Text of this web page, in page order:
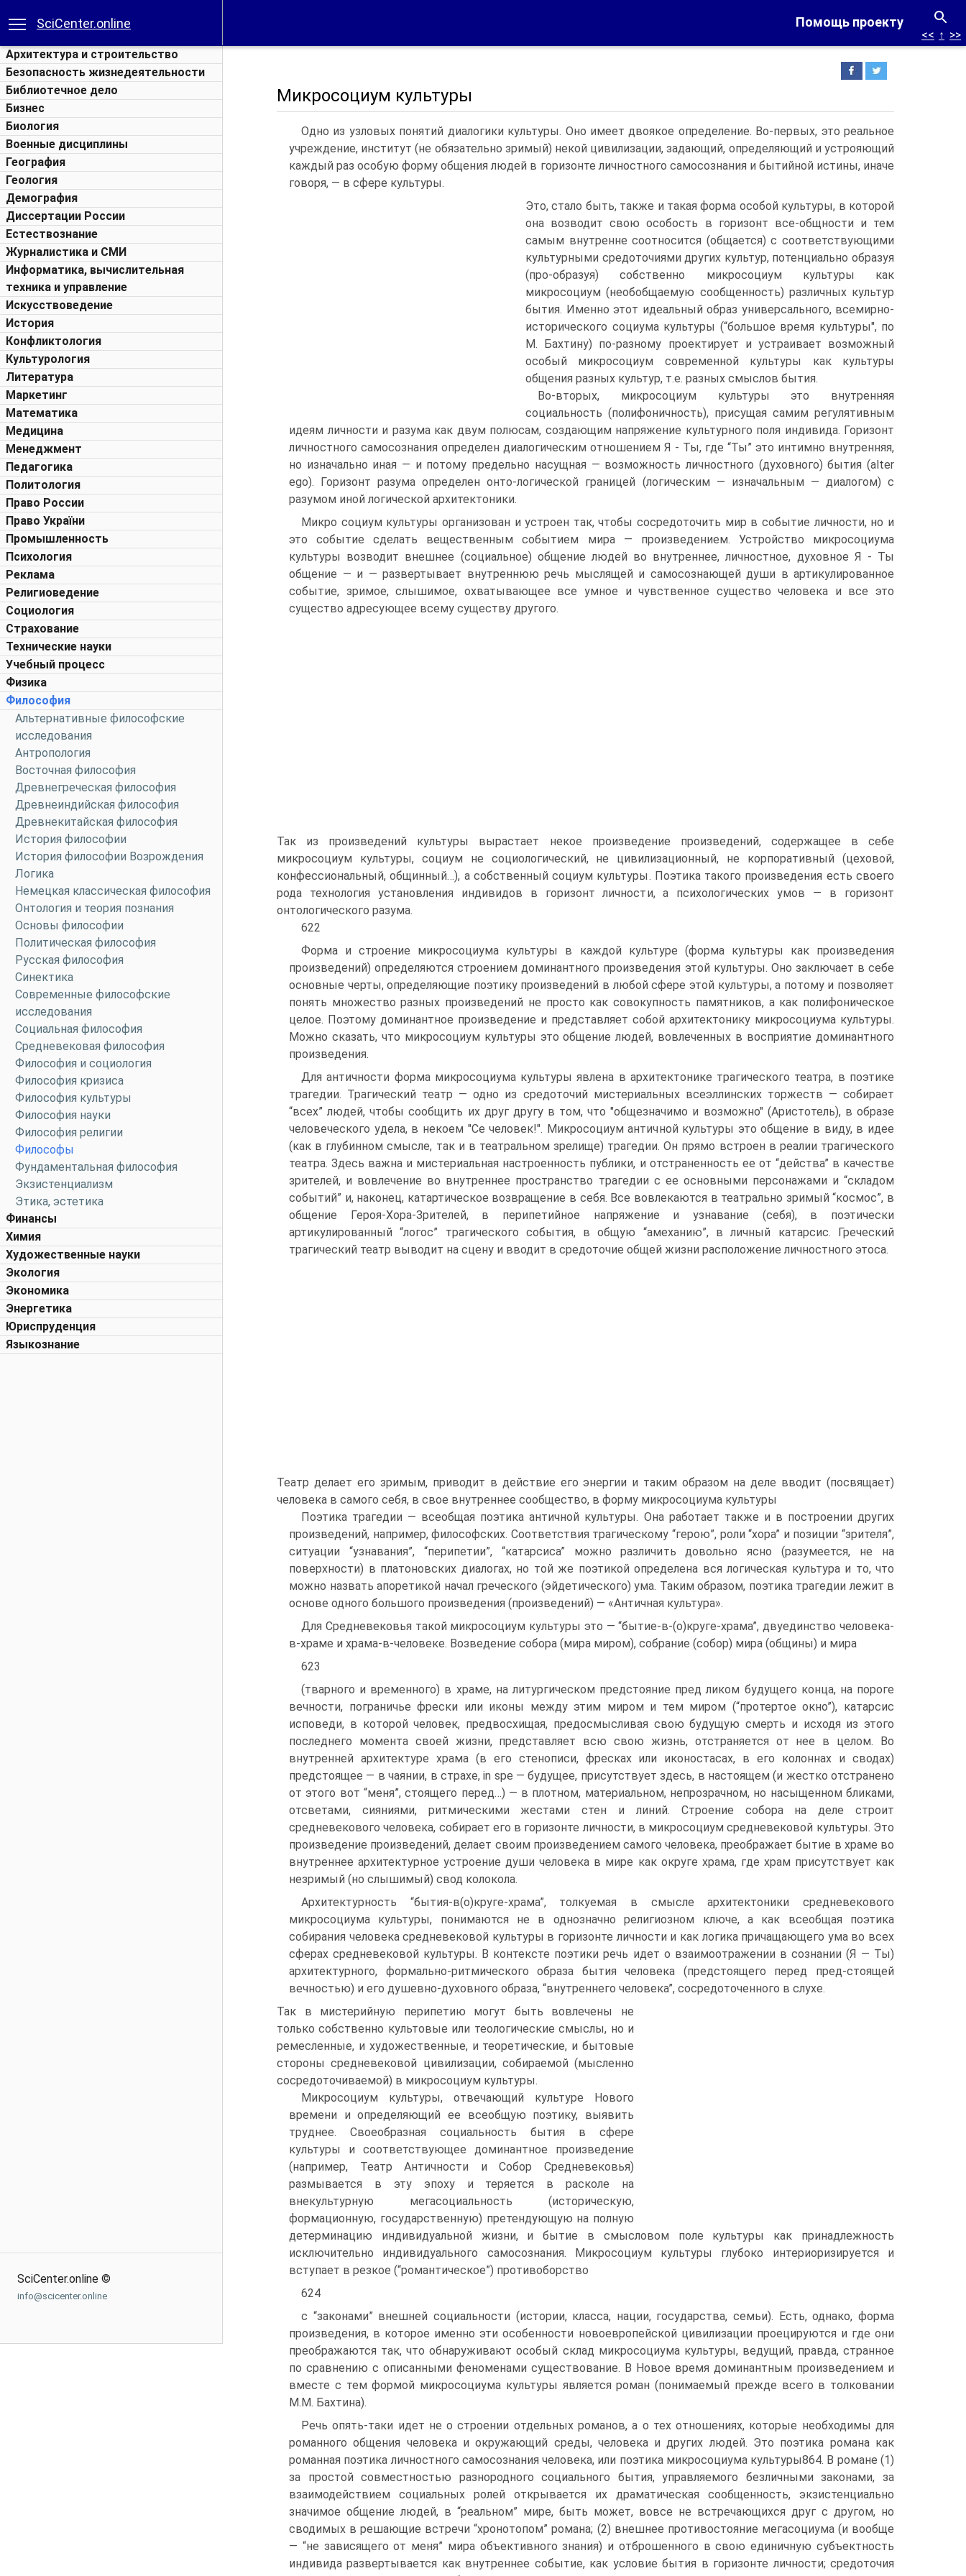
Помощь проекту
SciCenter.online
Архитектура и строительство
Безопасность жизнедеятельности
Библиотечное дело
Бизнес
Биология
Военные дисциплины
География
Геология
Демография
Диссертации России
Естествознание
Журналистика и СМИ
Информатика, вычислительная
техника и управление
Искусствоведение
История
Конфликтология
Культурология
Литература
Маркетинг
Математика
Медицина
Менеджмент
Педагогика
Политология
Право России
Право України
Промышленность
Психология
Реклама
Религиоведение
Социология
Страхование
Технические науки
Учебный процесс
Физика
Философия
Альтернативные философские
исследования
Антропология
Восточная философия
Древнегреческая философия
Древнеиндийская философия
Древнекитайская философия
История философии
История философии Возрождения
Логика
Немецкая классическая философия
Онтология и теория познания
Основы философии
Политическая философия
Русская философия
Синектика
Современные философские
исследования
Социальная философия
Средневековая философия
Философия и социология
Философия кризиса
Философия культуры
Философия науки
Философия религии
Философы
Фундаментальная философия
Экзистенциализм
Этика, эстетика
Финансы
Химия
Художественные науки
Экология
Экономика
Энергетика
Юриспруденция
Языкознание
SciCenter.online ©
info@scicenter.online
<< ↑ >>
Микросоциум культуры
Одно из узловых понятий диалогики культуры. Оно имеет двоякое определение. Во-первых, это реальное
учреждение, институт (не обязательно зримый) некой цивилизации, задающий, определяющий и устрояющий
каждый раз особую форму общения людей в горизонте личностного самосознания и бытийной истины, иначе
говоря, — в сфере культуры.
Это, стало быть, также и такая форма особой культуры, в которой
она возводит свою особость в горизонт все-общности и тем
самым внутренне соотносится (общается) с соответствующими
культурными средоточиями других культур, потенциально образуя
(про-образуя) собственно микросоциум культуры как
микросоциум (необобщаемую сообщенность) различных культур
бытия. Именно этот идеальный образ универсального, всемирно-
исторического социума культуры (“большое время культуры", по
М. Бахтину) по-разному проектирует и устраивает возможный
особый микросоциум современной культуры как культуры
общения разных культур, т.е. разных смыслов бытия.
Во-вторых, микросоциум культуры это внутренняя
социальность (полифоничность), присущая самим регулятивным
идеям личности и разума как двум полюсам, создающим напряжение культурного поля индивида. Горизонт
личностного самосознания определен диалогическим отношением Я - Ты, где “Ты” это интимно внутренняя,
но изначально иная — и потому предельно насущная — возможность личностного (духовного) бытия (alter
ego). Горизонт разума определен онто-логической границей (логическим — изначальным — диалогом) с
разумом иной логической архитектоники.
Микро социум культуры организован и устроен так, чтобы сосредоточить мир в событие личности, но и
это событие сделать вещественным событием мира — произведением. Устройство микросоциума
культуры возводит внешнее (социальное) общение людей во внутреннее, личностное, духовное Я - Ты
общение — и — развертывает внутреннюю речь мыслящей и самосознающей души в артикулированное
событие, зримое, слышимое, охватывающее все умное и чувственное существо человека и все это
существо адресующее всему существу другого.
Так из произведений культуры вырастает некое произведение произведений, содержащее в себе
микросоциум культуры, социум не социологический, не цивилизационный, не корпоративный (цеховой,
конфессиональный, общинный…), а собственный социум культуры. Поэтика такого произведения есть своего
рода технология установления индивидов в горизонт личности, а психологических умов — в горизонт
онтологического разума.
622
Форма и строение микросоциума культуры в каждой культуре (форма культуры как произведения
произведений) определяются строением доминантного произведения этой культуры. Оно заключает в себе
основные черты, определяющие поэтику произведений в любой сфере этой культуры, а потому и позволяет
понять множество разных произведений не просто как совокупность памятников, а как полифоническое
целое. Поэтому доминантное произведение и представляет собой архитектонику микросоциума культуры.
Можно сказать, что микросоциум культуры это общение людей, вовлеченных в восприятие доминантного
произведения.
Для античности форма микросоциума культуры явлена в архитектонике трагического театра, в поэтике
трагедии. Трагический театр — одно из средоточий мистериальных всеэллинских торжеств — собирает
“всех” людей, чтобы сообщить их друг другу в том, что "общезначимо и возможно" (Аристотель), в образе
человеческого удела, в некоем "Се человек!". Микросоциум античной культуры это общение в виду, в идее
(как в глубинном смысле, так и в театральном зрелище) трагедии. Он прямо встроен в реалии трагического
театра. Здесь важна и мистериальная настроенность публики, и отстраненность ее от “действа” в качестве
зрителей, и вовлечение во внутреннее пространство трагедии с ее основными персонажами и “складом
событий” и, наконец, катартическое возвращение в себя. Все вовлекаются в театрально зримый “космос”, в
общение Героя-Хора-Зрителей, в перипетийное напряжение и узнавание (себя), в поэтически
артикулированный “логос” трагического события, в общую “амеханию”, в личный катарсис. Греческий
трагический театр выводит на сцену и вводит в средоточие общей жизни расположение личностного этоса.
Театр делает его зримым, приводит в действие его энергии и таким образом на деле вводит (посвящает)
человека в самого себя, в свое внутреннее сообщество, в форму микросоциума культуры
Поэтика трагедии — всеобщая поэтика античной культуры. Она работает также и в построении других
произведений, например, философских. Соответствия трагическому “герою”, роли “хора” и позиции “зрителя”,
ситуации “узнавания”, “перипетии”, “катарсиса” можно различить довольно ясно (разумеется, не на
поверхности) в платоновских диалогах, но той же поэтикой определена вся логическая культура и то, что
можно назвать апоретикой начал греческого (эйдетического) ума. Таким образом, поэтика трагедии лежит в
основе одного большого произведения (произведений) — «Античная культура».
Для Средневековья такой микросоциум культуры это — “бытие-в-(о)круге-храма”, двуединство человека-
в-храме и храма-в-человеке. Возведение собора (мира миром), собрание (собор) мира (общины) и мира
623
(тварного и временного) в храме, на литургическом предстояние пред ликом будущего конца, на пороге
вечности, пограничье фрески или иконы между этим миром и тем миром (“протертое окно”), катарсис
исповеди, в которой человек, предвосхищая, предосмысливая свою будущую смерть и исходя из этого
последнего момента своей жизни, представляет всю свою жизнь, отстраняется от нее в целом. Во
внутренней архитектуре храма (в его стенописи, фресках или иконостасах, в его колоннах и сводах)
предстоящее — в чаянии, в страхе, in spe — будущее, присутствует здесь, в настоящем (и жестко отстранено
от этого вот “меня”, стоящего перед…) — в плотном, материальном, непрозрачном, но насыщенном бликами,
отсветами, сияниями, ритмическими жестами стен и линий. Строение собора на деле строит
средневекового человека, собирает его в горизонте личности, в микросоциум средневековой культуры. Это
произведение произведений, делает своим произведением самого человека, преображает бытие в храме во
внутреннее архитектурное устроение души человека в мире как округе храма, где храм присутствует как
незримый (но слышимый) свод колокола.
Архитектурность “бытия-в(о)круге-храма”, толкуемая в смысле архитектоники средневекового
микросоциума культуры, понимаются не в однозначно религиозном ключе, а как всеобщая поэтика
собирания человека средневековой культуры в горизонте личности и как логика причащающего ума во всех
сферах средневековой культуры. В контексте поэтики речь идет о взаимоотражении в сознании (Я — Ты)
архитектурного, формально-ритмического обpaза бытия человека (предстоящего перед пред-стоящей
вечностью) и его душевно-духовного образа, “внутреннего человека”, сосредоточенного в слухе.
Так в мистерийную перипетию могут быть вовлечены не
только собственно культовые или теологические смыслы, но и
ремесленные, и художественные, и теоретические, и бытовые
стороны средневековой цивилизации, собираемой (мысленно
сосредоточиваемой) в микросоциум культуры.
Микросоциум культуры, отвечающий культуре Нового
времени и определяющий ее всеобщую поэтику, выявить
труднее. Своеобразная социальность бытия в сфере
культуры и соответствующее доминантное произведение
(например, Театр Античности и Собор Средневековья)
размывается в эту эпоху и теряется в расколе на
внекультурную мегасоциальность (историческую,
формационную, государственную) претендующую на полную
детерминацию индивидуальной жизни, и бытие в смысловом поле культуры как принадлежность
исключительно индивидуального самосознания. Микросоциум культуры глубоко интериоризируется и
вступает в резкое (“романтическое”) противоборство
624
с “законами” внешней социальности (истории, класса, нации, государства, семьи). Есть, однако, форма
произведения, в которое именно эти особенности новоевропейской цивилизации проецируются и где они
преображаются так, что обнаруживают особый склад микросоциума культуры, ведущий, правда, странное
по сравнению с описанными феноменами существование. В Новое время доминантным произведением и
вместе с тем формой микросоциума культуры является роман (понимаемый прежде всего в толковании
М.М. Бахтина).
Речь опять-таки идет не о строении отдельных романов, а о тех отношениях, которые необходимы для
романного общения человека и окружающий среды, человека и других людей. Это поэтика романа как
романная поэтика личностного самосознания человека, или поэтика микросоциума культуры864. В романе (1)
за простой совместностью разнородного социального бытия, управляемого безличными законами, за
взаимодействием социальных ролей открывается их драматическая сообщенность, экзистенциально
значимое общение людей, в “реальном” мире, быть может, вовсе не встречающихся друг с другом, но
сводимых в решающие встречи “хронотопом” романа; (2) внешнее противостояние мегасоциума (и вообще
— “не зависящего от меня” мира объективного знания) и отброшенного в свою единичную субъектность
индивида развертывается как внутреннее событие, как условие бытия в горизонте личности; средоточия